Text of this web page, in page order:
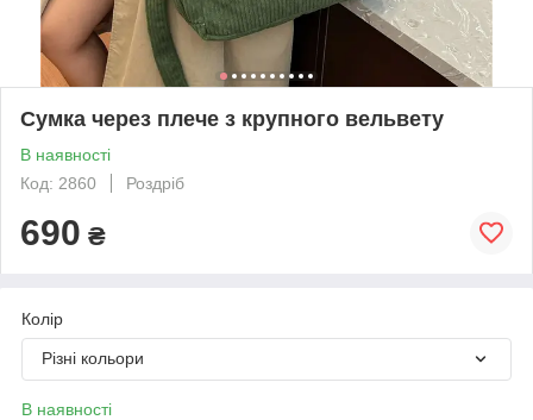
Сумка через плече з крупного вельвету
В наявності
Код: 2860
Роздріб
690 ₴
Колір
Різні кольори
В наявності